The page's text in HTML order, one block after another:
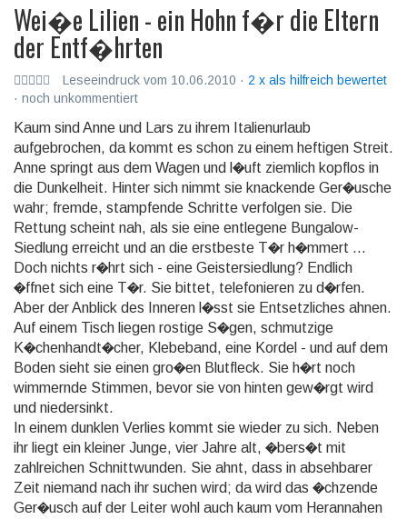
Wei�e Lilien - ein Hohn f�r die Eltern
der Entf�hrten
Leseeindruck vom 10.06.2010 · 2 x als hilfreich bewertet
· noch unkommentiert
Kaum sind Anne und Lars zu ihrem Italienurlaub
aufgebrochen, da kommt es schon zu einem heftigen Streit.
Anne springt aus dem Wagen und l�uft ziemlich kopflos in
die Dunkelheit. Hinter sich nimmt sie knackende Ger�usche
wahr; fremde, stampfende Schritte verfolgen sie. Die
Rettung scheint nah, als sie eine entlegene Bungalow-
Siedlung erreicht und an die erstbeste T�r h�mmert ...
Doch nichts r�hrt sich - eine Geistersiedlung? Endlich
�ffnet sich eine T�r. Sie bittet, telefonieren zu d�rfen.
Aber der Anblick des Inneren l�sst sie Entsetzliches ahnen.
Auf einem Tisch liegen rostige S�gen, schmutzige
K�chenhandt�cher, Klebeband, eine Kordel - und auf dem
Boden sieht sie einen gro�en Blutfleck. Sie h�rt noch
wimmernde Stimmen, bevor sie von hinten gew�rgt wird
und niedersinkt.
In einem dunklen Verlies kommt sie wieder zu sich. Neben
ihr liegt ein kleiner Junge, vier Jahre alt, �bers�t mit
zahlreichen Schnittwunden. Sie ahnt, dass in absehbarer
Zeit niemand nach ihr suchen wird; da wird das �chzende
Ger�usch auf der Leiter wohl auch kaum vom Herannahen